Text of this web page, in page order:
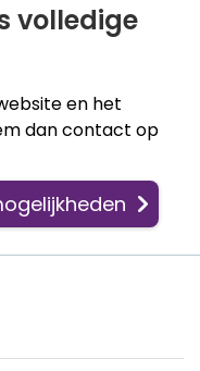
volledige
en het
dan contact op